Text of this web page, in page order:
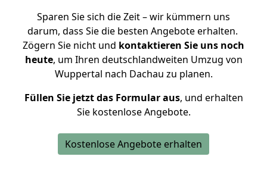
Sparen Sie sich die Zeit – wir kümmern uns
darum, dass Sie die besten Angebote erhalten.
Zögern Sie nicht und kontaktieren Sie uns noch
heute, um Ihren deutschlandweiten Umzug von
Wuppertal nach Dachau zu planen.
Füllen Sie jetzt das Formular aus, und erhalten
Sie kostenlose Angebote.
Kostenlose Angebote erhalten